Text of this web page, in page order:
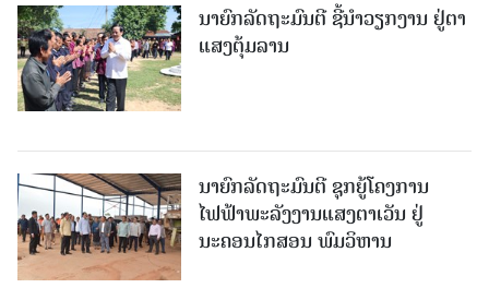
ນາຍົກລັດຖະມົນຕີ ຊີ້ນຳວຽກງານ ຢູ່ຕາ
ແສງຕຸ້ມລານ
ນາຍົກລັດຖະມົນຕີ ຊຸກຍູ້ໂຄງການ
ໄຟຟ້າພະລັງງານແສງຕາເວັນ ຢູ່
ນະຄອນໄກສອນ ພົມວິຫານ